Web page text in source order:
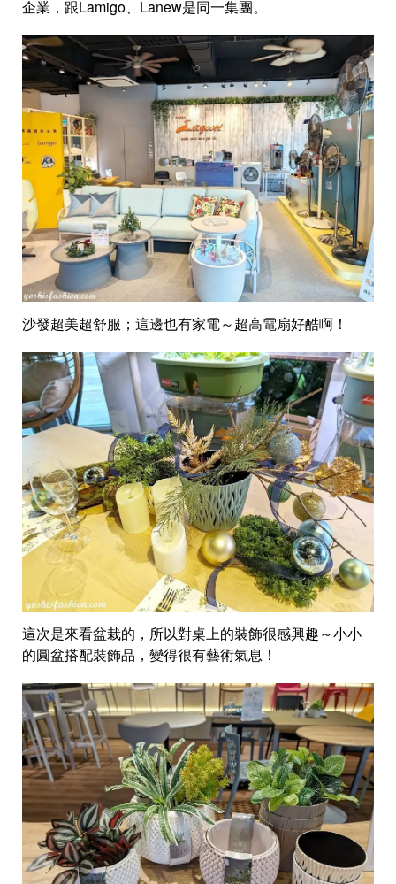
企業，跟Lamigo、Lanew是同一集團。
沙發超美超舒服；這邊也有家電～超高電扇好酷啊！
這次是來看盆栽的，所以對桌上的裝飾很感興趣～小小
的圓盆搭配裝飾品，變得很有藝術氣息！